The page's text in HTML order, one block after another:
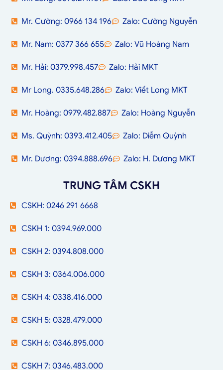
Mr. Cường: 0966 134 196 Zalo: Cường Nguyễn
Mr. Nam: 0377 366 655 Zalo: Vũ Hoàng Nam
Mr. Hải: 0379.998.457 Zalo: Hải MKT
Mr Long. 0335.648.286 Zalo: Viết Long MKT
Mr. Hoàng: 0979.482.887 Zalo: Hoàng Nguyễn
Ms. Quỳnh: 0393.412.405 Zalo: Diễm Quỳnh
Mr. Dương: 0394.888.696 Zalo: H. Dương MKT
TRUNG TÂM CSKH
CSKH: 0246 291 6668
CSKH 1: 0394.969.000
CSKH 2: 0394.808.000
CSKH 3: 0364.006.000
CSKH 4: 0338.416.000
CSKH 5: 0328.479.000
CSKH 6: 0346.895.000
CSKH 7: 0346.483.000